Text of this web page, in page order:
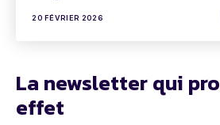
20 FÉVRIER 2026
La newsletter qui
effet